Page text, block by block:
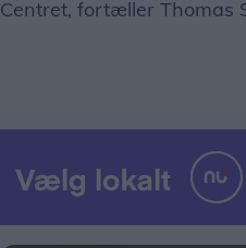
Centret, fortæller Thomas